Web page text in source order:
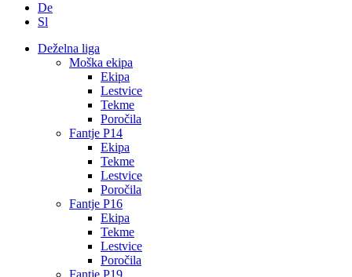
De
Sl
Deželna liga
Moška ekipa
Ekipa
Lestvice
Tekme
Poročila
Fantje P14
Ekipa
Tekme
Lestvice
Poročila
Fantje P16
Ekipa
Tekme
Lestvice
Poročila
Fantje P19